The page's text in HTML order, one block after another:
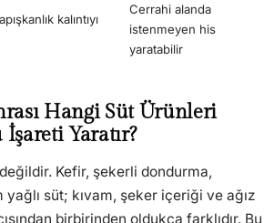
kalıntıyı
Cerrahi alanda
istenmeyen his
yaratabilir
Hangi Süt Ürünleri
Yaratır?
Kefir, şekerli dondurma,
süt; kıvam, şeker içeriği ve ağız
birbirinden oldukça farklıdır. Bu